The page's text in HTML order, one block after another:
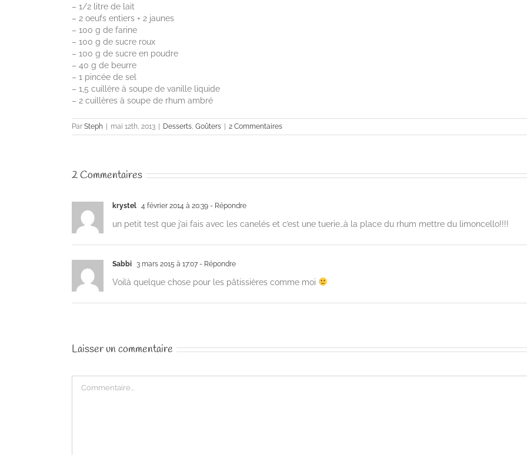
– 1/2 litre de lait
– 2 oeufs entiers + 2 jaunes
– 100 g de farine
– 100 g de sucre roux
– 100 g de sucre en poudre
– 40 g de beurre
– 1 pincée de sel
– 1,5 cuillère à soupe de vanille liquide
– 2 cuillères à soupe de rhum ambré
Par Steph | mai 12th, 2013 | Desserts Goûters | 2 Commentaires
2 Commentaires
krystel 4 février 2014 à 20:39 - Répondre
un petit test que j’ai fais avec les canelés et c’est une tuerie…à la place du rhum mettre du limoncello!!!!
Sabbi 3 mars 2015 à 17:07 - Répondre
Voilà quelque chose pour les pâtissières comme moi
Laisser un commentaire